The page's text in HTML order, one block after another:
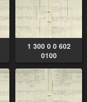
1 300 0 0 602
0100